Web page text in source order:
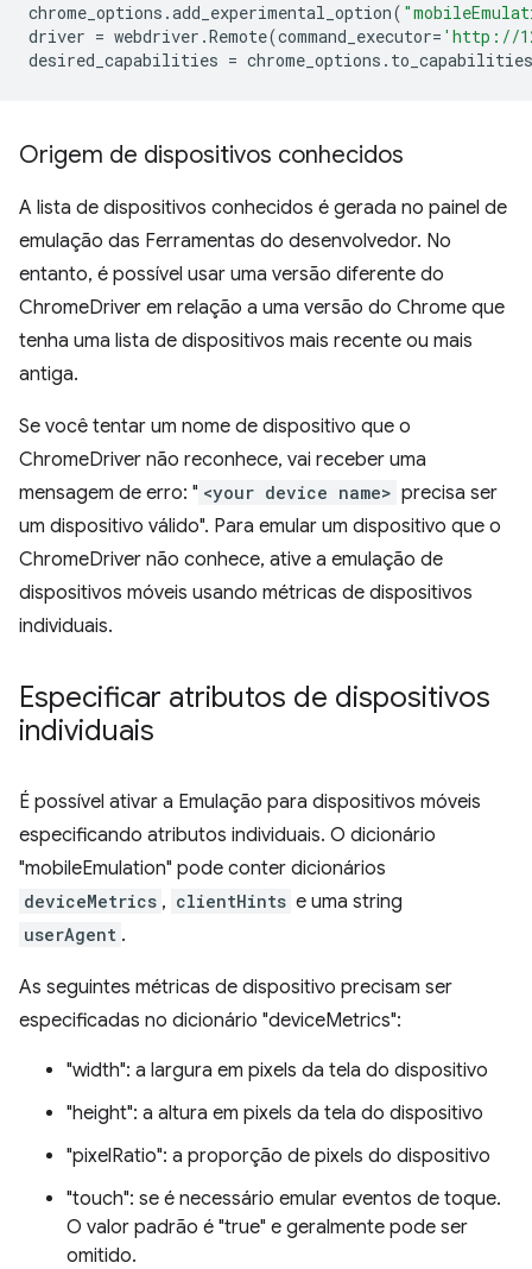
chrome_options .add_experimental_option(
driver = webdriver .Remote(command_executor= 'http://
desired_capabilities = chrome_options . to_capabilities
Origem de dispositivos conhecidos
A lista de dispositivos conhecidos é gerada no painel de
emulação das Ferramentas do desenvolvedor. No
entanto, é possível usar uma versão diferente do
ChromeDriver em relação a uma versão do Chrome que
tenha uma lista de dispositivos mais recente ou mais
antiga.
Se você tentar um nome de dispositivo que o
ChromeDriver não reconhece, vai receber uma
mensagem de erro: " <your device name> precisa ser
um dispositivo válido". Para emular um dispositivo que o
ChromeDriver não conhece, ative a emulação de
dispositivos móveis usando métricas de dispositivos
individuais.
Especificar atributos de dispositivos
individuais
É possível ativar a Emulação para dispositivos móveis
especificando atributos individuais. O dicionário
"mobileEmulation" pode conter dicionários
deviceMetrics , clientHints e uma string
userAgent .
As seguintes métricas de dispositivo precisam ser
especificadas no dicionário "deviceMetrics":
"width": a largura em pixels da tela do dispositivo
"height": a altura em pixels da tela do dispositivo
"pixelRatio": a proporção de pixels do dispositivo
"touch": se é necessário emular eventos de toque.
O valor padrão é "true" e geralmente pode ser
omitido.